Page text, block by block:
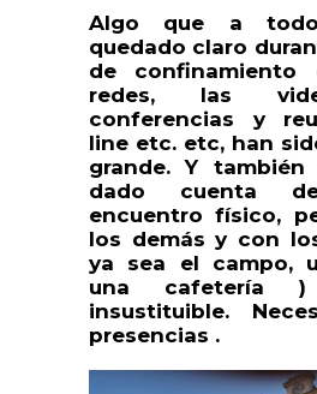
Algo que a
quedado claro
de confinamiento
redes, las
conferencias y
line etc. etc, han
grande. Y también
dado cuenta
encuentro físico,
los demás y con
ya sea el campo,
una cafetería
insustituible.
presencias .